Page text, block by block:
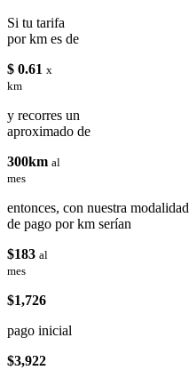
Si tu tarifa
por km es de
$ 0.61 x
km
y recorres un
aproximado de
300km al
mes
entonces, con nuestra modalidad
de pago por km serían
$183 al
mes
$1,726
pago inicial
$3,922